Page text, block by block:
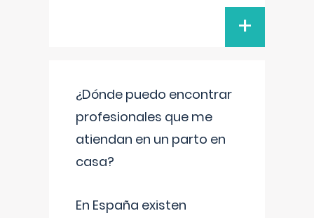
+
¿Dónde puedo encontrar
profesionales que me
atiendan en un parto en
casa?
En España existen